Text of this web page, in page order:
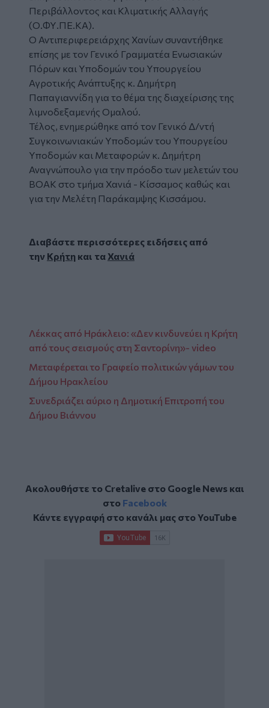
Περιβάλλοντος και Κλιματικής Αλλαγής
(Ο.ΦΥ.ΠΕ.ΚΑ).
O Αντιπεριφερειάρχης Χανίων συναντήθηκε
επίσης με τον Γενικό Γραμματέα Ενωσιακών
Πόρων και Υποδομών του Υπουργείου
Αγροτικής Ανάπτυξης κ. Δημήτρη
Παπαγιαννίδη για το θέμα της διαχείρισης της
λιμνοδεξαμενής Ομαλού.
Τέλος, ενημερώθηκε από τον Γενικό Δ/ντή
Συγκοινωνιακών Υποδομών του Υπουργείου
Υποδομών και Μεταφορών κ. Δημήτρη
Αναγνώπουλο για την πρόοδο των μελετών του
ΒΟΑΚ στο τμήμα Χανιά - Κίσσαμος καθώς και
για την Μελέτη Παράκαμψης Κισσάμου.
Διαβάστε περισσότερες ειδήσεις από
την Κρήτη και τα Χανιά
Λέκκας από Ηράκλειο: «Δεν κινδυνεύει η Κρήτη
από τους σεισμούς στη Σαντορίνη»- video
Μεταφέρεται το Γραφείο πολιτικών γάμων του
Δήμου Ηρακλείου
Συνεδριάζει αύριο η Δημοτική Επιτροπή του
Δήμου Βιάννου
Ακολουθήστε το Cretalive στο Google Newsκαι
στο Facebook
Κάντε εγγραφή στο κανάλι μας στοYouTube